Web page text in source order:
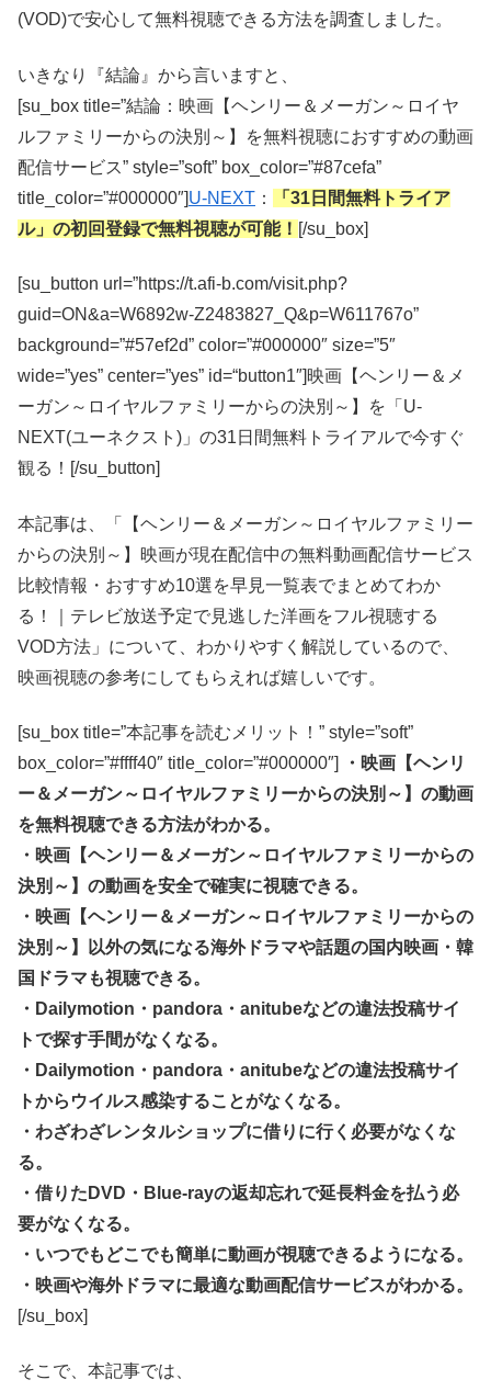
(VOD)で安心して無料視聴できる方法を調査しました。
いきなり『結論』から言いますと、
[su_box title=”結論：映画【ヘンリー＆メーガン～ロイヤ
ルファミリーからの決別～】を無料視聴におすすめの動画
配信サービス” style=”soft” box_color=”#87cefa”
title_color=”#000000″]U-NEXT ：
「31日間無料トライア
ル」の初回登録で無料視聴が可能！ [/su_box]
[su_button url=”https://t.afi-b.com/visit.php?
guid=ON&a=W6892w-Z2483827_Q&p=W611767o”
background=”#57ef2d” color=”#000000″ size=”5″
wide=”yes” center=”yes” id=“button1″]映画【ヘンリー＆メ
ーガン～ロイヤルファミリーからの決別～】を「U-
NEXT(ユーネクスト)」の31日間無料トライアルで今すぐ
観る！[/su_button]
本記事は、「【ヘンリー＆メーガン～ロイヤルファミリー
からの決別～】映画が現在配信中の無料動画配信サービス
比較情報・おすすめ10選を早見一覧表でまとめてわか
る！｜テレビ放送予定で見逃した洋画をフル視聴する
VOD方法」について、わかりやすく解説しているので、
映画視聴の参考にしてもらえれば嬉しいです。
[su_box title=”本記事を読むメリット！” style=”soft”
box_color=”#ffff40″ title_color=”#000000″]
・映画【ヘンリ
ー＆メーガン～ロイヤルファミリーからの決別～】の動画
を無料視聴できる方法がわかる。
・映画【ヘンリー＆メーガン～ロイヤルファミリーからの
決別～】の動画を安全で確実に視聴できる。
・映画【ヘンリー＆メーガン～ロイヤルファミリーからの
決別～】以外の気になる海外ドラマや話題の国内映画・韓
国ドラマも視聴できる。
・Dailymotion・pandora・anitubeなどの違法投稿サイ
トで探す手間がなくなる。
・Dailymotion・pandora・anitubeなどの違法投稿サイ
トからウイルス感染することがなくなる。
・わざわざレンタルショップに借りに行く必要がなくな
る。
・借りたDVD・Blue-rayの返却忘れで延長料金を払う必
要がなくなる。
・いつでもどこでも簡単に動画が視聴できるようになる。
・映画や海外ドラマに最適な動画配信サービスがわかる。
[/su_box]
そこで、本記事では、